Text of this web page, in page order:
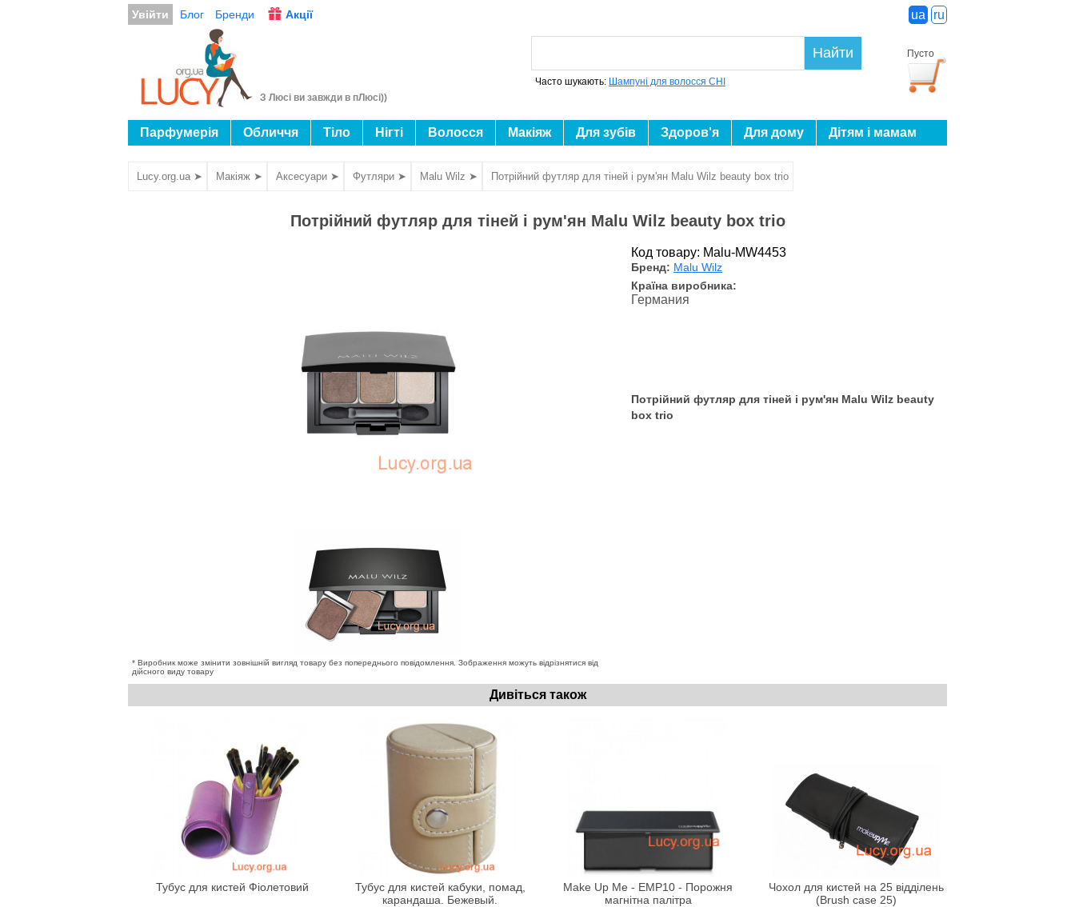
Увійти Блог Бренди Акції ua ru
З Люсі ви завжди в пЛюсі))
Пусто
Найти
Часто шукають: Шампуні для волосся CHI
Парфумерія Обличчя Тіло Нігті Волосся Макіяж Для зубів Здоров'я Для дому Дітям і мамам
Lucy.org.ua ➤ Макіяж ➤ Аксесуари ➤ Футляри ➤ Malu Wilz ➤ Потрійний футляр для тіней і рум'ян Malu Wilz beauty box trio
Потрійний футляр для тіней і рум'ян Malu Wilz beauty box trio
* Виробник може змінити зовнішній вигляд товару без попереднього повідомлення. Зображення можуть відрізнятися від
дійсного виду товару
Код товару: Malu-MW4453
Бренд: Malu Wilz
Країна виробника:
Германия
Потрійний футляр для тіней і рум'ян Malu Wilz beauty
box trio
Дивіться також
Тубус для кистей Фіолетовий
Тубус для кистей кабуки, помад,
карандаша. Бежевый.
Make Up Me - EMP10 - Порожня
магнітна палітра
Чохол для кистей на 25 відділень
(Brush case 25)